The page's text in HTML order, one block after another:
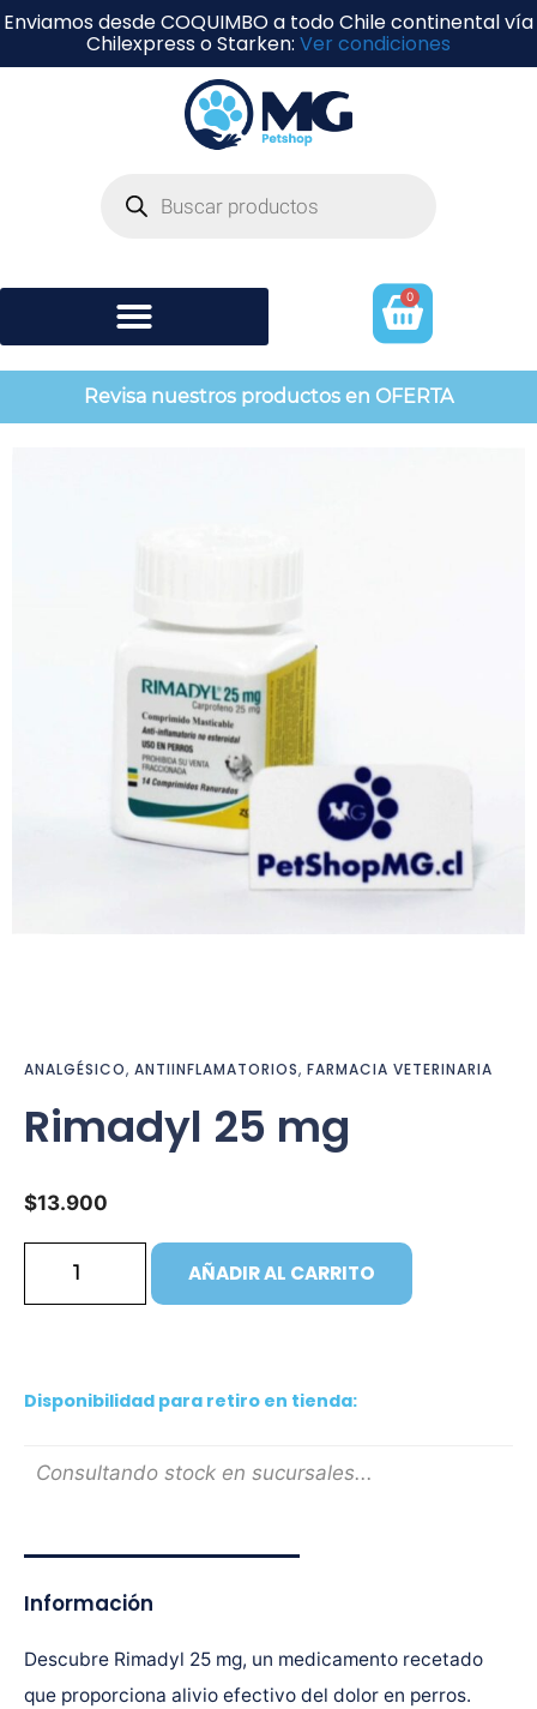
Enviamos desde COQUIMBO a todo Chile continental vía
Chilexpress o Starken: Ver condiciones
0
Revisa nuestros productos en OFERTA
ANALGÉSICO, ANTIINFLAMATORIOS, FARMACIA VETERINARIA
Rimadyl 25 mg
$13.900
AÑADIR AL CARRITO
Disponibilidad para retiro en tienda:
Consultando stock en sucursales...
Información
Descubre Rimadyl 25 mg, un medicamento recetado
que proporciona alivio efectivo del dolor en perros.